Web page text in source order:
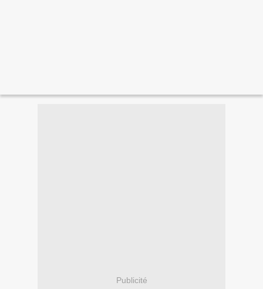
Publicité